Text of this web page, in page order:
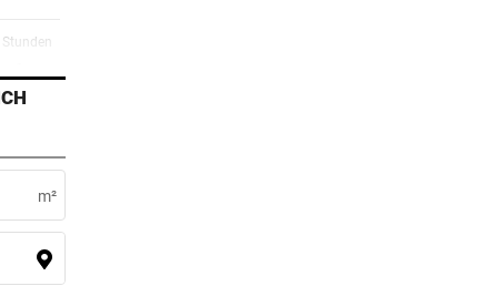
oft
Stunden
m²